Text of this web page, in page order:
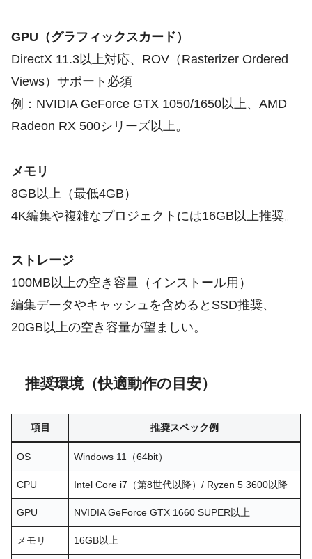
GPU（グラフィックスカード）
DirectX 11.3以上対応、ROV（Rasterizer Ordered
Views）サポート必須
例：NVIDIA GeForce GTX 1050/1650以上、AMD
Radeon RX 500シリーズ以上。
メモリ
8GB以上（最低4GB）
4K編集や複雑なプロジェクトには16GB以上推奨。
ストレージ
100MB以上の空き容量（インストール用）
編集データやキャッシュを含めるとSSD推奨、
20GB以上の空き容量が望ましい。
推奨環境（快適動作の目安）
項目 推奨スペック例
OS Windows 11（64bit）
CPU Intel Core i7（第8世代以降）/ Ryzen 5 3600以降
GPU NVIDIA GeForce GTX 1660 SUPER以上
メモリ 16GB以上